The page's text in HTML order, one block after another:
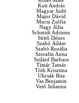
Kuti András
Magyar Judit
Major Dávid
Mucsi Zsófia
Nagy Júlia
Schmidt Adrienn
Süttő Dénes
Szabó Ádám
Szabó Rozália
Szerafin Anna
Szilárd Barbara
Tímár Tamás
Tóth Krisztina
Ulicsák Rita
Vas Benjamin
Vető Julianna